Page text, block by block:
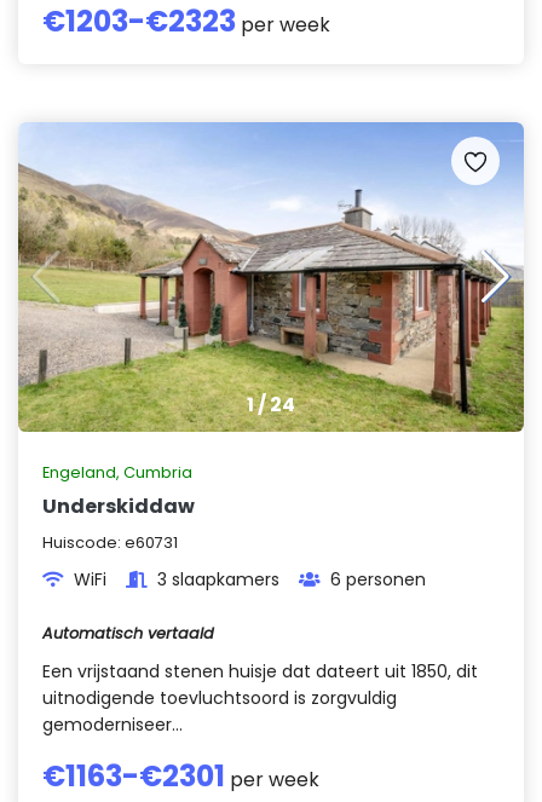
€1203-€2323 per week
1/24
Engeland, Cumbria
Underskiddaw
Huiscode: e60731
WiFi 3 slaapkamers 6 personen
Automatisch vertaald
Een vrijstaand stenen huisje dat dateert uit 1850, dit
uitnodigende toevluchtsoord is zorgvuldig
gemoderniseer...
€1163-€2301 per week